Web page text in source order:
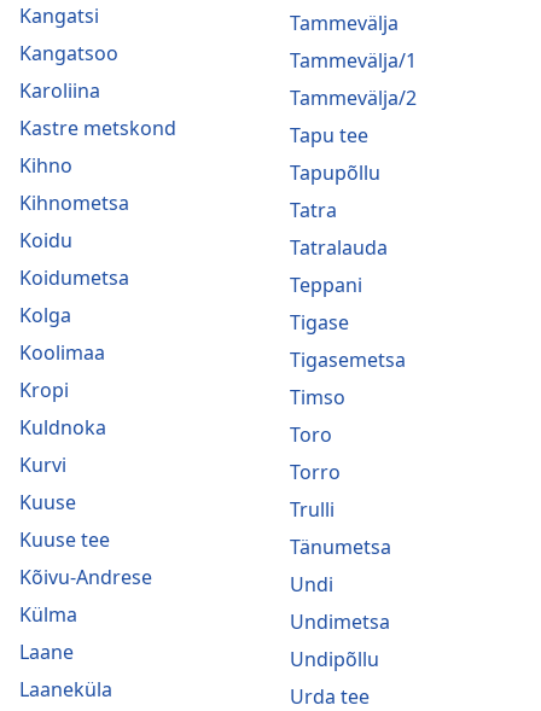
Kangatsi
Kangatsoo
Karoliina
Kastre metskond
Kihno
Kihnometsa
Koidu
Koidumetsa
Kolga
Koolimaa
Kropi
Kuldnoka
Kurvi
Kuuse
Kuuse tee
Kõivu-Andrese
Külma
Laane
Laaneküla
Tammevälja
Tammevälja/1
Tammevälja/2
Tapu tee
Tapupõllu
Tatra
Tatralauda
Teppani
Tigase
Tigasemetsa
Timso
Toro
Torro
Trulli
Tänumetsa
Undi
Undimetsa
Undipõllu
Urda tee